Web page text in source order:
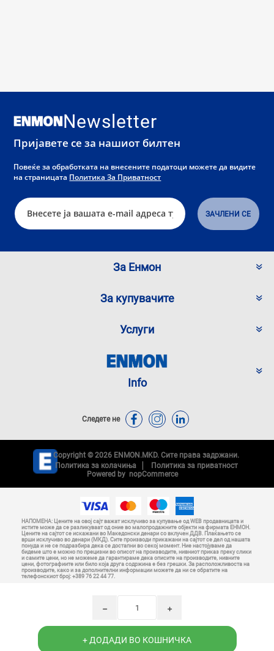
i
h
Newsletter
Пријавете се за нашиот билтен
Повеќе за обработката на внесените податоци можете да видите
на страницата Политика За Приватност
За Енмон
За купувачите
Услуги
Info
Следете не
Copyright © 2026 ENMON.MKD. Сите права задржани.
Политика за колачиња
Политика за приватност
Powered by nopCommerce
НАПОМЕНА: Цените на овој сајт важат исклучиво за купување од WEB продавницата и
истите може да се разликуваат од оние во малопродажните објекти на фирмата ЕНМОН.
Цените на сајтот се искажани во Македонски денари со вклучен ДДВ. Плаќањето се
врши исклучиво во денари (МКД). Сите производи прикажани на сајтот се дел од нашата
понуда и не се подразбира дека се достапни во секој момент. Ние настојуваме да
бидеме што е можно по прецизни во описот на производите, нивниот приказ преку слики
и самите цени, но не можеме да гарантираме дека описите на производите, нивните
цени, фотографиите или било која друга содржина е без грешки. За расположливоста на
производите, како и за дополнителни информации можете да ни се обратите на
телефонскиот број: +389 76 22 44 77.